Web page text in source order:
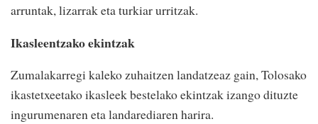
arruntak, lizarrak eta turkiar urritzak.
Ikasleentzako ekintzak
Zumalakarregi kaleko zuhaitzen landatzeaz gain, Tolosako
ikastetxeetako ikasleek bestelako ekintzak izango dituzte
ingurumenaren eta landarediaren harira.